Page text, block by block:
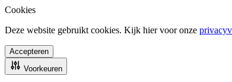
Cookies
Deze website gebruikt cookies. Kijk hier voor onze
Accepteren
Voorkeuren